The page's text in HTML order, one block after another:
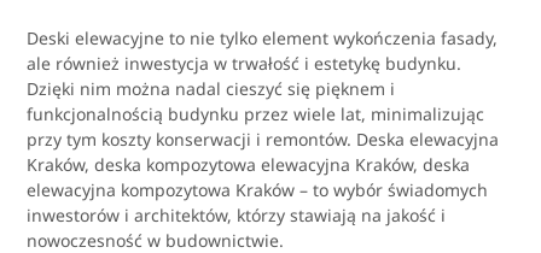
Deski elewacyjne to nie tylko element wykończenia fasady,
ale również inwestycja w trwałość i estetykę budynku.
Dzięki nim można nadal cieszyć się pięknem i
funkcjonalnością budynku przez wiele lat, minimalizując
przy tym koszty konserwacji i remontów. Deska elewacyjna
Kraków, deska kompozytowa elewacyjna Kraków, deska
elewacyjna kompozytowa Kraków – to wybór świadomych
inwestorów i architektów, którzy stawiają na jakość i
nowoczesność w budownictwie.